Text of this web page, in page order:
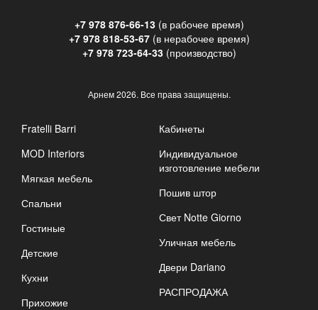
+7 978 876-66-13(в рабочее время)
+7 978 818-53-67(в нерабочее время)
+7 978 723-64-33(производство)
Арнем2026. Все права защищены.
Fratelli Barri
MOD Interiors
Мягкая мебель
Спальни
Гостиные
Детские
Кухни
Прихожие
Кабинеты
Индивидуальное
изготовление мебели
Пошив штор
Свет Notte Giorno
Уличная мебель
Двери Dariano
РАСПРОДАЖА